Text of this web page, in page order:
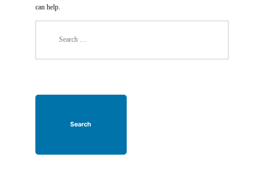
can help.